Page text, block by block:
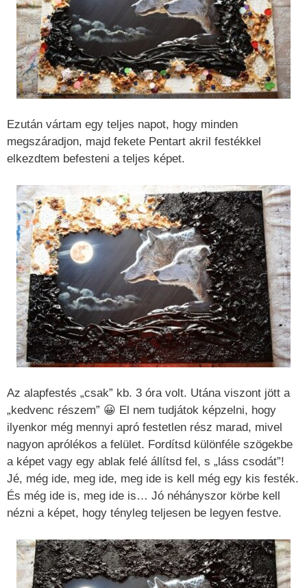
Ezután vártam egy teljes napot, hogy minden
megszáradjon, majd fekete Pentart akril festékkel
elkezdtem befesteni a teljes képet.
Az alapfestés „csak” kb. 3 óra volt. Utána viszont jött a
„kedvenc részem” 😀 El nem tudjátok képzelni, hogy
ilyenkor még mennyi apró festetlen rész marad, mivel
nagyon aprólékos a felület. Fordítsd különféle szögekbe
a képet vagy egy ablak felé állítsd fel, s „láss csodát”!
Jé, még ide, meg ide, meg ide is kell még egy kis festék.
És még ide is, meg ide is… Jó néhányszor körbe kell
nézni a képet, hogy tényleg teljesen be legyen festve.